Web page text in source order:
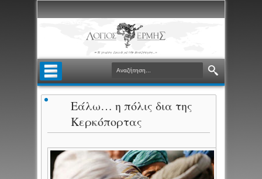
Εάλω… η πόλις δια της
Κερκόπορτας